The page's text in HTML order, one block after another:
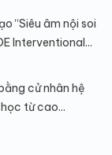
“Siêu âm nội soi
Interventional...
cử nhân hệ
từ cao...